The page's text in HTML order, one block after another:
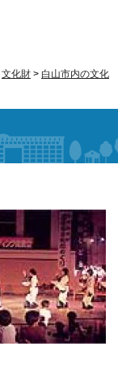
文化財 > 白山市内の文化